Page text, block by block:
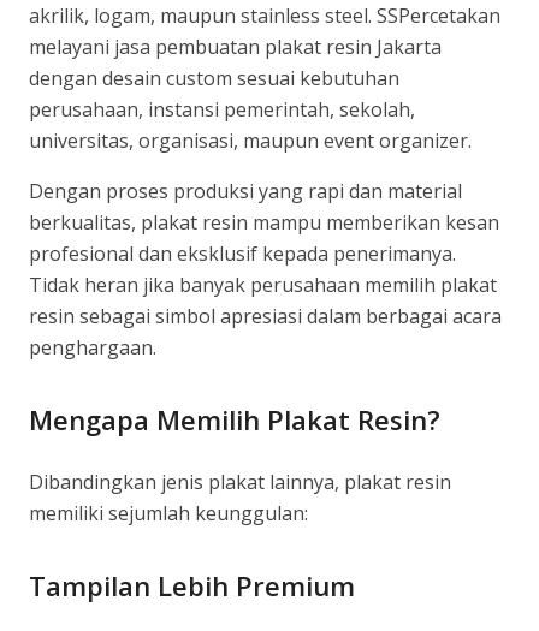
akrilik, logam, maupun stainless steel. SSPercetakan
melayani jasa pembuatan plakat resin Jakarta
dengan desain custom sesuai kebutuhan
perusahaan, instansi pemerintah, sekolah,
universitas, organisasi, maupun event organizer.
Dengan proses produksi yang rapi dan material
berkualitas, plakat resin mampu memberikan kesan
profesional dan eksklusif kepada penerimanya.
Tidak heran jika banyak perusahaan memilih plakat
resin sebagai simbol apresiasi dalam berbagai acara
penghargaan.
Mengapa Memilih Plakat Resin?
Dibandingkan jenis plakat lainnya, plakat resin
memiliki sejumlah keunggulan:
Tampilan Lebih Premium